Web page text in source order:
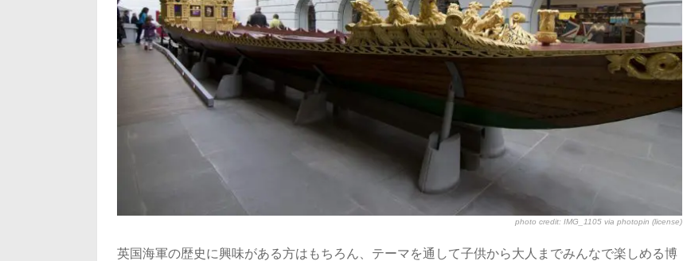
photo credit: IMG_1105 via photopin (license)
英国海軍の歴史に興味がある方はもちろん、テーマを通して子供から大人までみんなで楽しめる博